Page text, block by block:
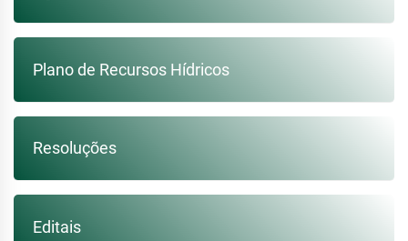
Plano de Recursos Hídricos
Resoluções
Editais